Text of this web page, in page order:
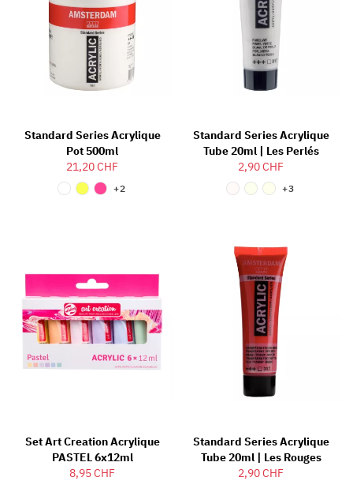
Standard Series Acrylique
Pot 500ml
21,20 CHF
+2
Standard Series Acrylique
Tube 20ml | Les Perlés
2,90 CHF
+3
Set Art Creation Acrylique
PASTEL 6x12ml
8,95 CHF
Standard Series Acrylique
Tube 20ml | Les Rouges
2,90 CHF